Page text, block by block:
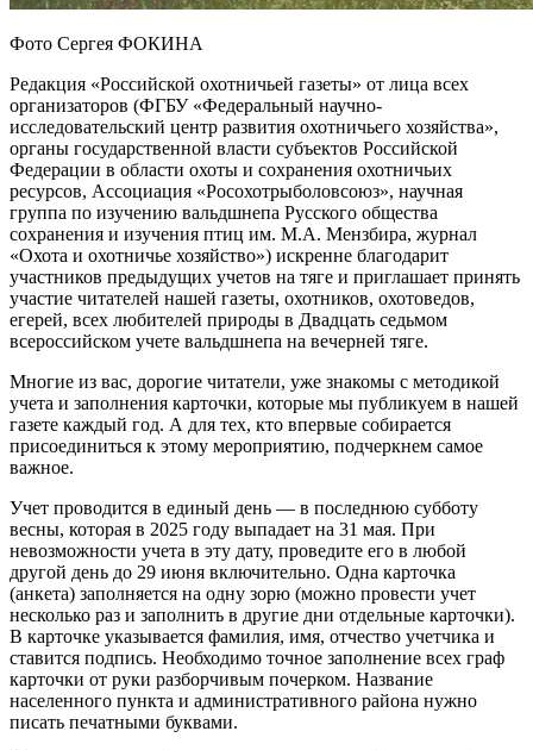
Фото Сергея ФОКИНА
Редакция «Российской охотничьей газеты» от лица всех
организаторов (ФГБУ «Федеральный научно-
исследовательский центр развития охотничьего хозяйства»,
органы государственной власти субъектов Российской
Федерации в области охоты и сохранения охотничьих
ресурсов, Ассоциация «Росохотрыболовсоюз», научная
группа по изучению вальдшнепа Русского общества
сохранения и изучения птиц им. М.А. Мензбира, журнал
«Охота и охотничье хозяйство») искренне благодарит
участников предыдущих учетов на тяге и приглашает принять
участие читателей нашей газеты, охотников, охотоведов,
егерей, всех любителей природы в Двадцать седьмом
всероссийском учете вальдшнепа на вечерней тяге.
Многие из вас, дорогие читатели, уже знакомы с методикой
учета и заполнения карточки, которые мы публикуем в нашей
газете каждый год. А для тех, кто впервые собирается
присоединиться к этому мероприятию, подчеркнем самое
важное.
Учет проводится в единый день — в последнюю субботу
весны, которая в 2025 году выпадает на 31 мая. При
невозможности учета в эту дату, проведите его в любой
другой день до 29 июня включительно. Одна карточка
(анкета) заполняется на одну зорю (можно провести учет
несколько раз и заполнить в другие дни отдельные карточки).
В карточке указывается фамилия, имя, отчество учетчика и
ставится подпись. Необходимо точное заполнение всех граф
карточки от руки разборчивым почерком. Название
населенного пункта и административного района нужно
писать печатными буквами.